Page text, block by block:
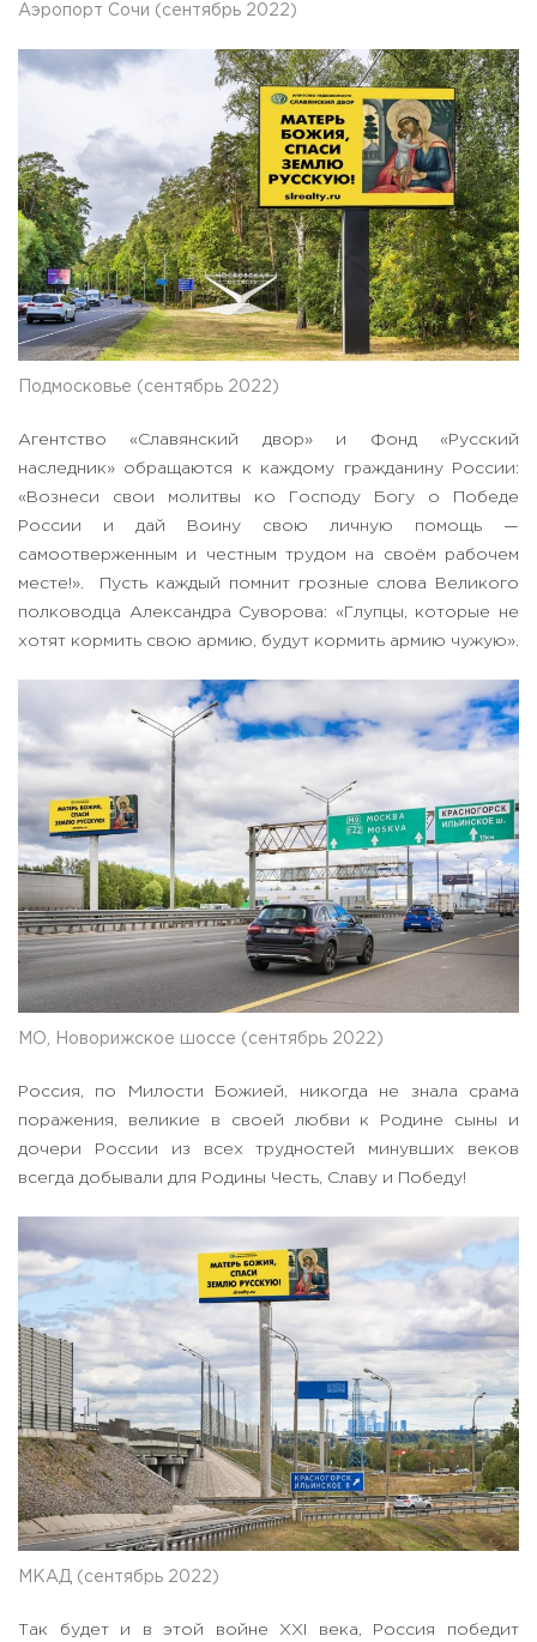
Аэропорт Сочи (сентябрь 2022)
Подмосковье (сентябрь 2022)
Агентство «Славянский двор» и Фонд «Русский
наследник» обращаются к каждому гражданину России:
«Вознеси свои молитвы ко Господу Богу о Победе
России и дай Воину свою личную помощь —
самоотверженным и честным трудом на своём рабочем
месте!». Пусть каждый помнит грозные слова Великого
полководца Александра Суворова: «Глупцы, которые не
хотят кормить свою армию, будут кормить армию чужую».
МО, Новорижское шоссе (сентябрь 2022)
Россия, по Милости Божией, никогда не знала срама
поражения, великие в своей любви к Родине сыны и
дочери России из всех трудностей минувших веков
всегда добывали для Родины Честь, Славу и Победу!
МКАД (сентябрь 2022)
Так будет и в этой войне XXI века, Россия победит